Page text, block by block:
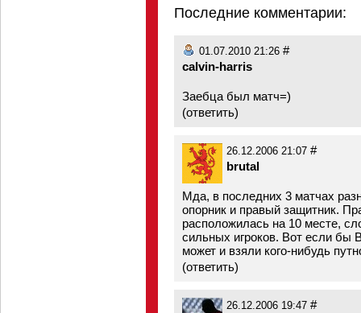
Последние комментарии:
01.07.2010 21:26 #
calvin-harris
Заебца был матч=)
(ответить)
26.12.2006 21:07 #
brutal
Мда, в последних 3 матчах
опорник и правый защитник.
расположилась на 10 месте,
сильных игроков. Вот если бы
может и взяли кого-нибудь
(ответить)
26.12.2006 19:47 #